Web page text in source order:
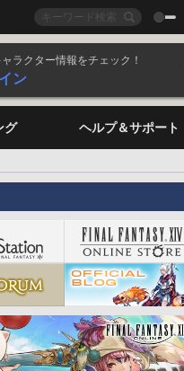
ラクター情報をチェック！
ン
グ ヘルプ＆サポート